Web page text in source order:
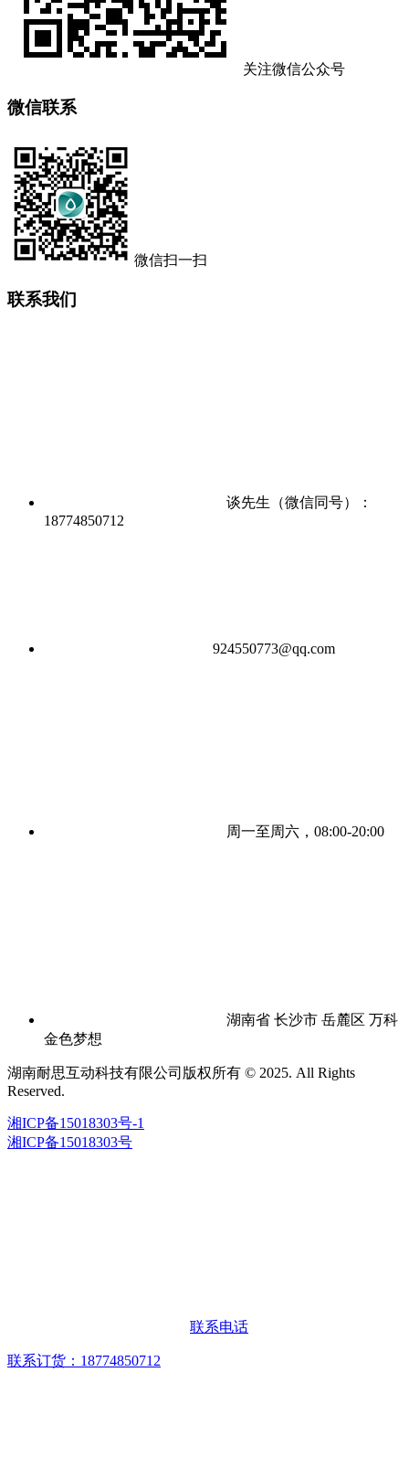
关注微信公众号
微信联系
微信扫一扫
联系我们
谈先生（微信同号）：
18774850712
924550773@qq.com
周一至周六，08:00-20:00
湖南省 长沙市 岳麓区 万科
金色梦想
湖南耐思互动科技有限公司版权所有 © 2025. All Rights
Reserved.
湘ICP备15018303号-1
湘ICP备15018303号
联系电话
联系订货：18774850712